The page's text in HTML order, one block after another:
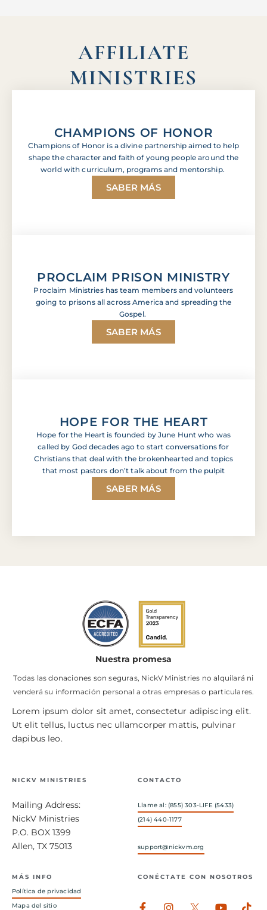
AFFILIATE
MINISTRIES
CHAMPIONS OF HONOR
Champions of Honor is a divine partnership aimed to help
shape the character and faith of young people around the
world with curriculum, programs and mentorship.
SABER MÁS
PROCLAIM PRISON MINISTRY
Proclaim Ministries has team members and volunteers
going to prisons all across America and spreading the
Gospel.
SABER MÁS
HOPE FOR THE HEART
Hope for the Heart is founded by June Hunt who was
called by God decades ago to start conversations for
Christians that deal with the brokenhearted and topics
that most pastors don’t talk about from the pulpit
SABER MÁS
Nuestra promesa
Todas las donaciones son seguras, NickV Ministries no alquilará ni
venderá su información personal a otras empresas o particulares.
Lorem ipsum dolor sit amet, consectetur adipiscing elit.
Ut elit tellus, luctus nec ullamcorper mattis, pulvinar
dapibus leo.
NICKV MINISTRIES
Mailing Address:
NickV Ministries
P.O. BOX 1399
Allen, TX 75013
CONTACTO
Llame al: (855) 303-LIFE (5433)
(214) 440-1177
support@nickvm.org
MÁS INFO
Política de privacidad
Mapa del sitio
CONÉCTATE CON NOSOTROS
Facebook-
Instagram